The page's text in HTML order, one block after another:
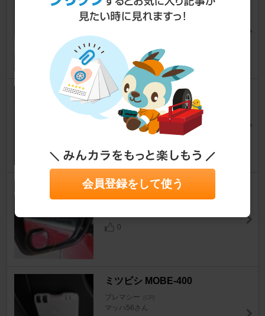
ル
プレjinさん
3
0
ENVOY MOTIVA UHP 205/50R
17 93W XL
プレマシー [CR]
Guraさん
CAR MATE 扇形サブミラー
0
ミツビシ MOBE-400
プレマシー [CR]
マッハ56さん
会員登録をして使う